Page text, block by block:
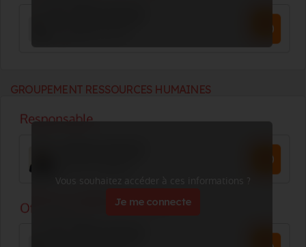
GROUPEMENT RESSOURCES HUMAINES
Vous souhaitez accéder à ces informations ?
Je me connecte